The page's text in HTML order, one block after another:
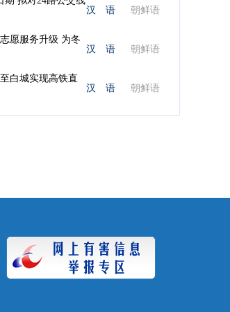
汉 语 朝鲜语
愿服务升级 为冬
汉 语 朝鲜语
白城实现高铁直
汉 语 朝鲜语